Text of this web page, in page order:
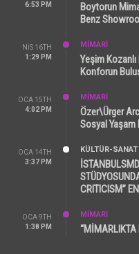
6:53 PM
Boytorun
Benz
NIS 16TH
1:29 PM
MİMARİ
Yeşim Kozanlı
Konforun
OCA 15TH
4:02 PM
MİMARİ
Özer\Ürger
Sosyal Yaşam
OCA 14TH
3:37 PM
KÜLTÜR-SANAT
CRITICISM”
OCA 9TH
1:38 PM
MİMARİ
“MİMARLIKTA